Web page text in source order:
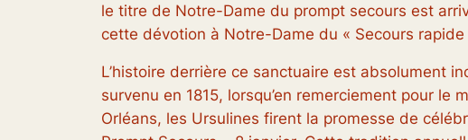
le titre de Notre-Dame du prompt secours est
cette dévotion à Notre-Dame du « Secours rapide
L’histoire derrière ce sanctuaire est absolument
survenu en 1815, lorsqu’en remerciement pour
Orléans, les Ursulines firent la promesse de